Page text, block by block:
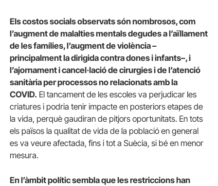
Els costos socials observats són nombrosos, com
l’augment de malalties mentals degudes a l’aïllament
de les famílies, l’augment de violència –
principalment la dirigida contra dones i infants–, i
l’ajornament i cancel·lació de cirurgies i de l’atenció
sanitària per processos no relacionats amb la
COVID. El tancament de les escoles va perjudicar les
criatures i podria tenir impacte en posteriors etapes de
la vida, perquè gaudiran de pitjors oportunitats. En tots
els països la qualitat de vida de la població en general
es va veure afectada, fins i tot a Suècia, si bé en menor
mesura.
En l’àmbit polític sembla que les restriccions han